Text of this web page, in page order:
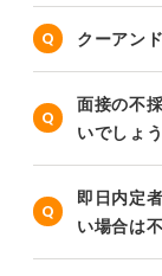
クーアン
面接の不
いでしょ
即日内定
い場合は